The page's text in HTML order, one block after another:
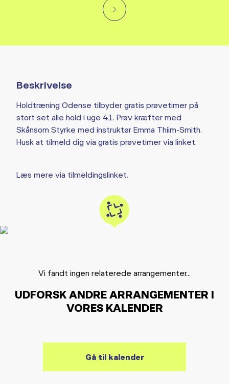
Beskrivelse
Holdtræning Odense tilbyder gratis prøvetimer på
stort set alle hold i uge 41. Prøv kræfter med
Skånsom Styrke med instruktør Emma Thiim-Smith.
Husk at tilmeld dig via gratis prøvetimer via linket.
Læs mere via tilmeldingslinket.
Vi fandt ingen relaterede arrangementer...
UDFORSK ANDRE ARRANGEMENTER I
VORES KALENDER
Gå til kalender